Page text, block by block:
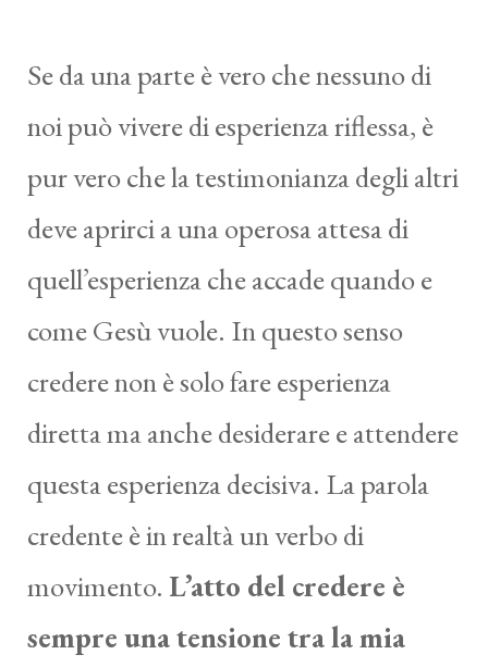
Se da una parte è vero che nessuno di
noi può vivere di esperienza riflessa, è
pur vero che la testimonianza degli altri
deve aprirci a una operosa attesa di
quell’esperienza che accade quando e
come Gesù vuole. In questo senso
credere non è solo fare esperienza
diretta ma anche desiderare e attendere
questa esperienza decisiva. La parola
credente è in realtà un verbo di
movimento. L’atto del credere è
sempre una tensione tra la mia